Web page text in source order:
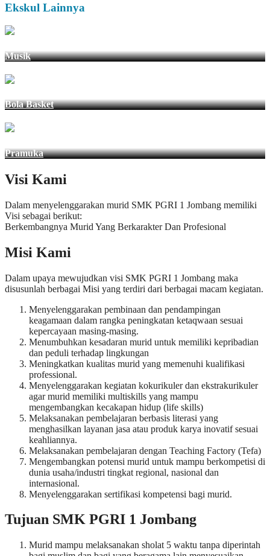
Ekskul Lainnya
Musik
Bola Basket
Pramuka
Visi Kami
Dalam menyelenggarakan murid SMK PGRI 1 Jombang memiliki
Visi sebagai berikut:
Berkembangnya Murid Yang Berkarakter Dan Profesional
Misi Kami
Dalam upaya mewujudkan visi SMK PGRI 1 Jombang maka
disusunlah berbagai Misi yang terdiri dari berbagai macam kegiatan.
Menyelenggarakan pembinaan dan pendampingan
keagamaan dalam rangka peningkatan ketaqwaan sesuai
kepercayaan masing-masing.
Menumbuhkan kesadaran murid untuk memiliki kepribadian
dan peduli terhadap lingkungan
Meningkatkan kualitas murid yang memenuhi kualifikasi
professional.
Menyelenggarakan kegiatan kokurikuler dan ekstrakurikuler
agar murid memiliki multiskills yang mampu
mengembangkan kecakapan hidup (life skills)
Melaksanakan pembelajaran berbasis literasi yang
menghasilkan layanan jasa atau produk karya inovatif sesuai
keahliannya.
Melaksanakan pembelajaran dengan Teaching Factory (Tefa)
Mengembangkan potensi murid untuk mampu berkompetisi di
dunia usaha/industri tingkat regional, nasional dan
internasional.
Menyelenggarakan sertifikasi kompetensi bagi murid.
Tujuan SMK PGRI 1 Jombang
Murid mampu melaksanakan sholat 5 waktu tanpa diperintah